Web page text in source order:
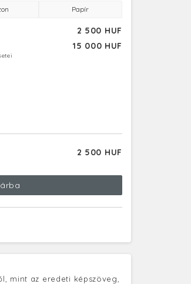
Papír
2 500 HUF
15 000 HUF
2 500 HUF
mint az eredeti képszöveg,